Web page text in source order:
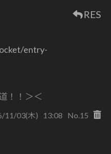
RES
entry-
！！＞＜
11/03(木) 13:08 No.15